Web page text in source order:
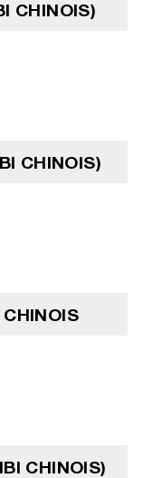
CHINOIS)
CHINOIS)
CHINOIS)